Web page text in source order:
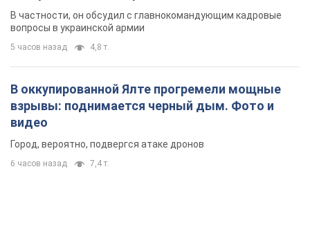
новых мерах
В частности, он обсудил с главнокомандующим кадровые
вопросы в украинской армии
5 часов назад 4,8 т.
В оккупированной Ялте прогремели мощные
взрывы: поднимается черный дым. Фото и
видео
Город, вероятно, подвергся атаке дронов
6 часов назад 7,4 т.